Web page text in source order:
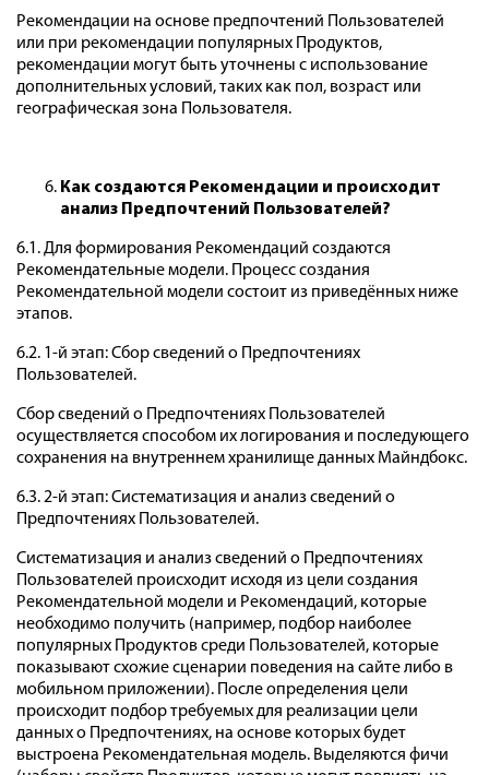
Рекомендации на основе предпочтений Пользователей
или при рекомендации популярных Продуктов,
рекомендации могут быть уточнены с использование
дополнительных условий, таких как пол, возраст или
географическая зона Пользователя.
Как создаются Рекомендации и происходит
анализ Предпочтений Пользователей?
6.1. Для формирования Рекомендаций создаются
Рекомендательные модели. Процесс создания
Рекомендательной модели состоит из приведённых ниже
этапов.
6.2. 1-й этап: Сбор сведений о Предпочтениях
Пользователей.
Сбор сведений о Предпочтениях Пользователей
осуществляется способом их логирования и последующего
сохранения на внутреннем хранилище данных Майндбокс.
6.3. 2-й этап: Систематизация и анализ сведений о
Предпочтениях Пользователей.
Систематизация и анализ сведений о Предпочтениях
Пользователей происходит исходя из цели создания
Рекомендательной модели и Рекомендаций, которые
необходимо получить (например, подбор наиболее
популярных Продуктов среди Пользователей, которые
показывают схожие сценарии поведения на сайте либо в
мобильном приложении). После определения цели
происходит подбор требуемых для реализации цели
данных о Предпочтениях, на основе которых будет
выстроена Рекомендательная модель. Выделяются фичи